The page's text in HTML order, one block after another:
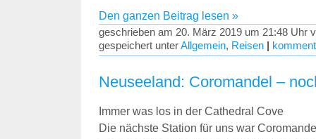
Den ganzen Beitrag lesen »
geschrieben am 20. März 2019 um 21:48 Uhr
gespeichert unterAllgemein, Reisen
Neuseeland: Coromandel –
Immer was los in der Cathedral Cove
Die nächste Station für uns war